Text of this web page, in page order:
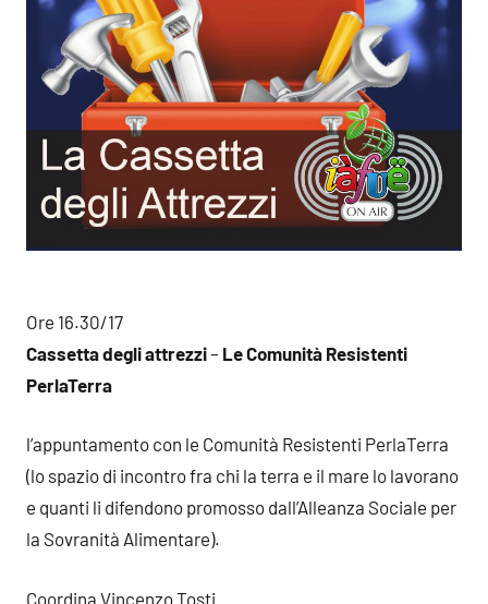
Ore 16.30/17
Cassetta degli attrezzi– Le Comunità Resistenti
PerlaTerra
l’appuntamento con le Comunità Resistenti PerlaTerra
(lo spazio di incontro fra chi la terra e il mare lo lavorano
e quanti li difendono promosso dall’Alleanza Sociale per
la Sovranità Alimentare).
Coordina Vincenzo Tosti